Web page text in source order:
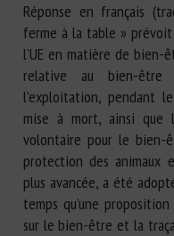
Réponse en français
ferme à la table »
l’UE en matière de bien-
relative au bien-
l’exploitation, pendant
mise à mort, ainsi que
volontaire pour le bien-
protection des animaux
plus avancée, a été
temps qu’une
sur le bien-être et la